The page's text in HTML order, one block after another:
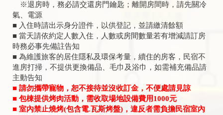
※退房時，務必請交還房門鑰匙；離開房間時，請先關冷
氣、電源
■ 入住時請出示身分證件，以供登記，並請繳清餘額
■ 當天請依約定人數入住，人數或房間數量若有增減請訂房
時務必事先備註告知
■ 為維護旅客的居住隱私及環保考量，續住的房客，民宿不
進房打掃，不提供更換備品、毛巾及浴巾，如需補充備品請
主動告知
■ 請勿攜帶寵物，恕不接待並沒收訂金，不便處請見諒
■ 包棟提供烤肉活動，需收取場地設備費用1000元
■ 室內禁止燒烤(包含電.瓦斯烤盤)，違反者需負擔民宿室內